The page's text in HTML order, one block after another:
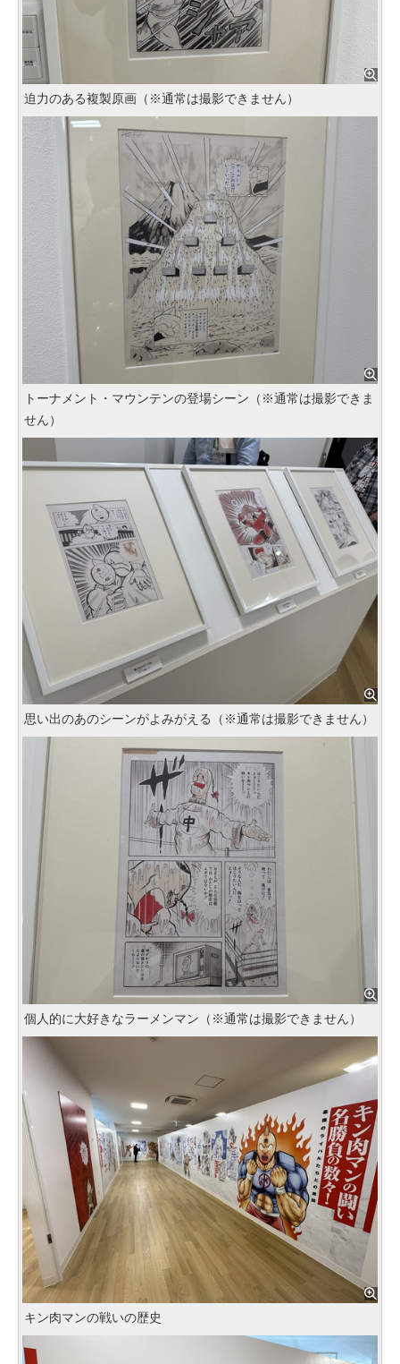
迫力のある複製原画（※通常は撮影できません）
トーナメント・マウンテンの登場シーン（※通常は撮影できま
せん）
思い出のあのシーンがよみがえる（※通常は撮影できません）
個人的に大好きなラーメンマン（※通常は撮影できません）
キン肉マンの戦いの歴史